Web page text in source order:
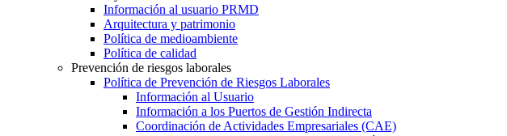
Información al usuario PRMD
Arquitectura y patrimonio
Política de medioambiente
Política de calidad
Prevención de riesgos laborales
Política de Prevención de Riesgos Laborales
Información al Usuario
Información a los Puertos de Gestión Indirecta
Coordinación de Actividades Empresariales (CAE)